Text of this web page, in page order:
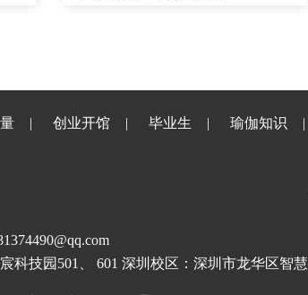
创业开馆 毕业生 瑜伽知识
科技园501、 601 深圳校区：深圳市龙华区智慧